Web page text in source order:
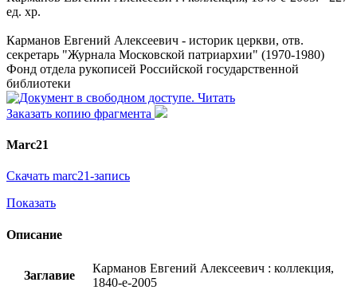
ед. хр.
Карманов Евгений Алексеевич - историк церкви, отв.
секретарь "Журнала Московской патриархии" (1970-1980)
Фонд отдела рукописей Российской государственной
библиотеки
Читать
Заказать копию фрагмента
Marc21
Скачать marc21-запись
Показать
Описание
Заглавие
Карманов Евгений Алексеевич : коллекция,
1840-е-2005